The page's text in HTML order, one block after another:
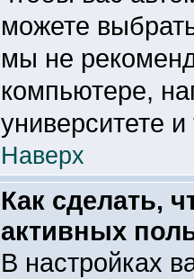
можете
мы не
компьютере,
университете и
Наверх
Как сделать,
активных
В настройках